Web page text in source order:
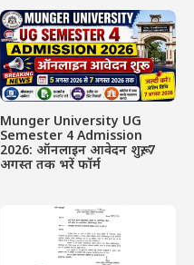
Munger University UG
Semester 4 Admission
2026: ऑनलाइन आवेदन शुरू, 7
अगस्त तक भरें फॉर्म